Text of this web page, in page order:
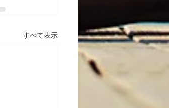
すべて表示